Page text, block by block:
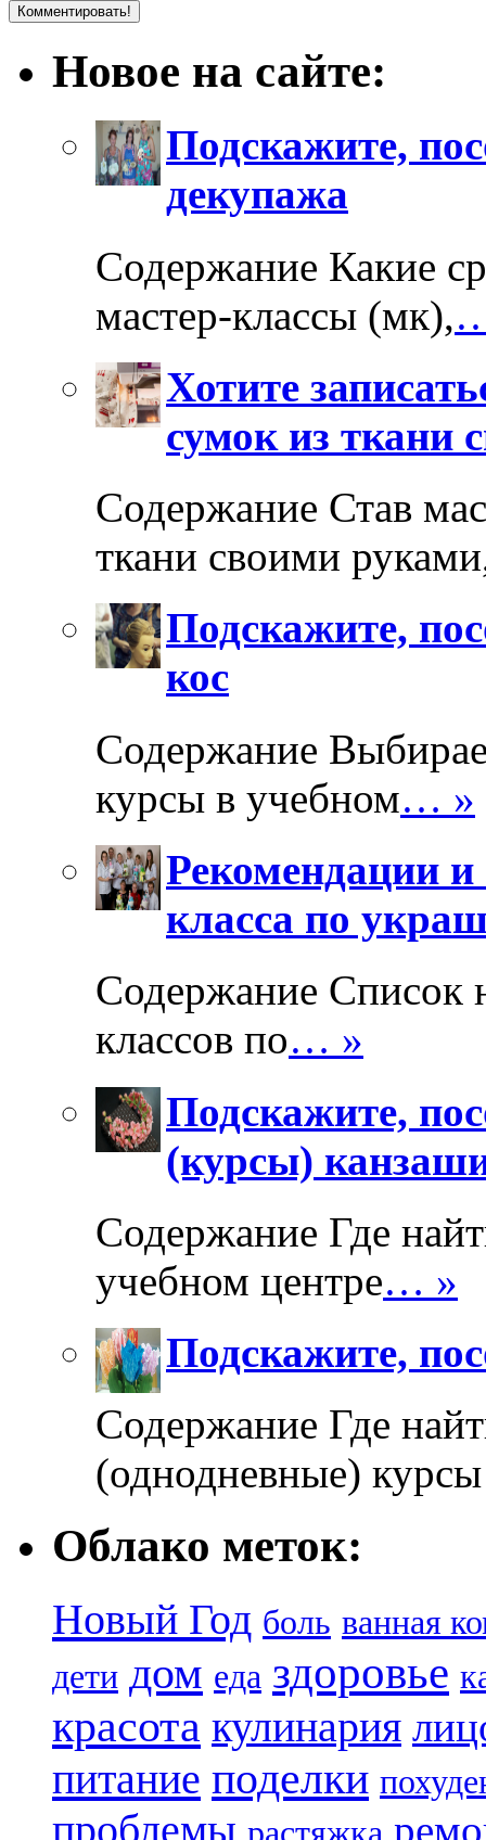
Новое на сайте:
Подскажите,
декупажа
Содержание Какие
мастер-классы (мк),
Хотите
сумок из ткани
Содержание Став
ткани своими
Подскажите,
кос
Содержание
курсы в учебном… »
Рекомендации
класса по
Содержание Список
классов по… »
Подскажите,
(курсы)
Содержание Где
учебном центре… »
Подскажите,
Содержание Где
(однодневные)
Облако меток:
Новый Год боль ванная
дети дом еда здоровье
красота кулинария
питание поделки
проблемы